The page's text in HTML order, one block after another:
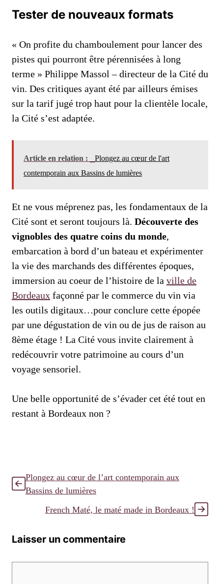
Tester de nouveaux formats
« On profite du chamboulement pour lancer des
pistes qui pourront être pérennisées à long
terme » Philippe Massol – directeur de la Cité du
vin. Des critiques ayant été par ailleurs émises
sur la tarif jugé trop haut pour la clientèle locale,
la Cité s’est adaptée.
Article en relation :
Plongez au cœur de l'art
contemporain aux Bassins de lumières
Et ne vous méprenez pas, les fondamentaux de la
Cité sont et seront toujours là. Découverte des
vignobles des quatre coins du monde,
embarcation à bord d’un bateau et expérimenter
la vie des marchands des différentes époques,
immersion au coeur de l’histoire de la ville de
Bordeaux façonné par le commerce du vin via
les outils digitaux…pour conclure cette épopée
par une dégustation de vin ou de jus de raison au
8ème étage ! La Cité vous invite clairement à
redécouvrir votre patrimoine au cours d’un
voyage sensoriel.
Une belle opportunité de s’évader cet été tout en
restant à Bordeaux non ?
Plongez au cœur de l’art contemporain aux
Bassins de lumières
French Maté, le maté made in Bordeaux !
Laisser un commentaire